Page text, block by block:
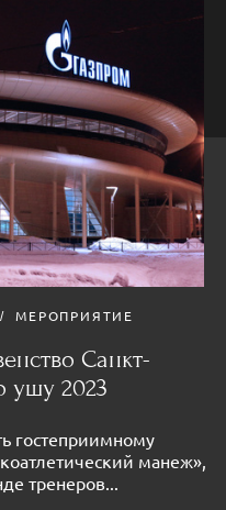
МЕРОПРИЯТИЕ
Санкт-
ушу 2023
гостеприимному
манеж»,
тренеров...